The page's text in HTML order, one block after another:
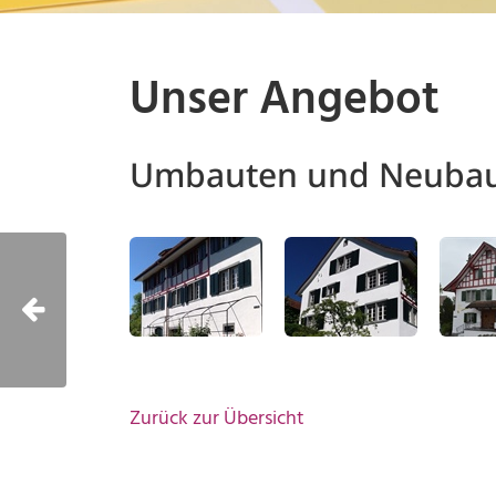
Unser Angebot
Umbauten und
Zurück zur Übersicht